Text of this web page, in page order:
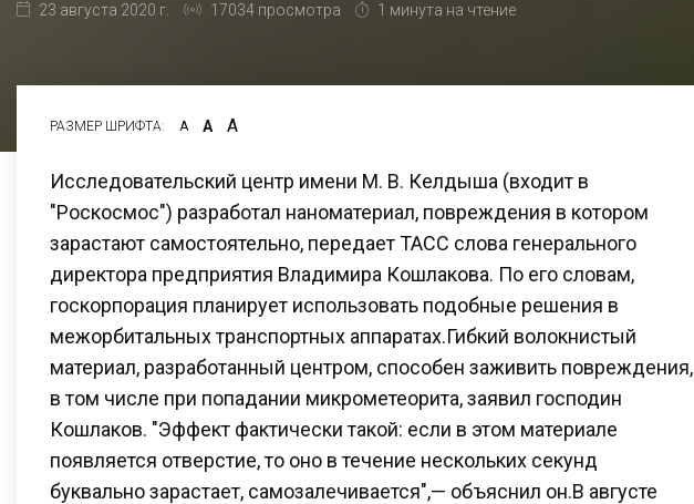
23 августа 2020 г. 17034 просмотра 1 минута на чтение
РАЗМЕР ШРИФТА: А А А
Исследовательский центр имени М. В. Келдыша (входит в
"Роскосмос") разработал наноматериал, повреждения в котором
зарастают самостоятельно, передает ТАСС слова генерального
директора предприятия Владимира Кошлакова. По его словам,
госкорпорация планирует использовать подобные решения в
межорбитальных транспортных аппаратах.Гибкий волокнистый
материал, разработанный центром, способен заживить повреждения,
в том числе при попадании микрометеорита, заявил господин
Кошлаков. "Эффект фактически такой: если в этом материале
появляется отверстие, то оно в течение нескольких секунд
буквально зарастает, самозалечивается",— объяснил он.В августе